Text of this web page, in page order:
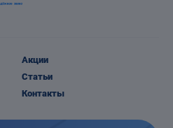
Акции
Статьи
Контакты